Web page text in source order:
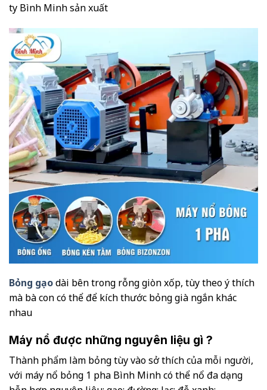
ty Bình Minh sản xuất
Bỏng gạodài bên trong rỗng giòn xốp, tùy theo ý thích
mà bà con có thể để kích thước bỏng già ngắn khác
nhau
Máy nổ được những nguyên liệu gì ?
Thành phẩm làm bỏng tùy vào sở thích của mỗi người,
với máy nổ bỏng 1 pha Bình Minh có thể nổ đa dạng